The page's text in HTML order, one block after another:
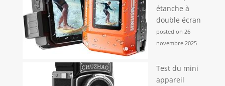
étanche à
double écran
posted on 26
novembre 2025
Test du mini
appareil